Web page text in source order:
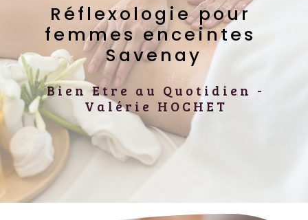
Réflexologie pour
femmes enceintes
Savenay
Bien Etre au Quotidien -
Valérie HOCHET